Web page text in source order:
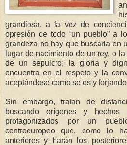
grandiosa, a la vez de
opresión de todo “un pueblo” a
grandeza no hay que buscarla en
lugar de nacimiento de un rey, o
de un sepulcro; la gloria y
encuentra en el respeto y la
aceptándose como se es y
Sin embargo, tratan de
buscando orígenes y
protagonizados por un
centroeuropeo que, como lo
anteriores y harán los